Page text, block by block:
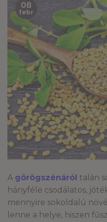
08
febr
A görögszénáról talán
hányféle csodálatos,
mennyire sokoldalú
lenne a helye, hiszen